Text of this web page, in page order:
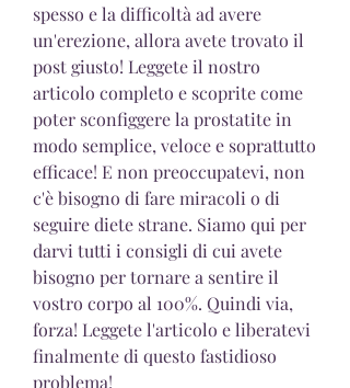
spesso e la difficoltà ad avere
un'erezione, allora avete trovato il
post giusto! Leggete il nostro
articolo completo e scoprite come
poter sconfiggere la prostatite in
modo semplice, veloce e soprattutto
efficace! E non preoccupatevi, non
c'è bisogno di fare miracoli o di
seguire diete strane. Siamo qui per
darvi tutti i consigli di cui avete
bisogno per tornare a sentire il
vostro corpo al 100%. Quindi via,
forza! Leggete l'articolo e liberatevi
finalmente di questo fastidioso
problema!